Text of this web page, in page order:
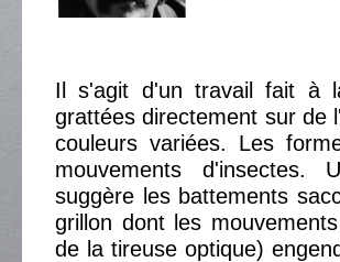
Il s'agit d'un travail fait à
grattées directement sur de
couleurs variées. Les
mouvements d'insectes.
suggère les battements
grillon dont les
de la tireuse optique)